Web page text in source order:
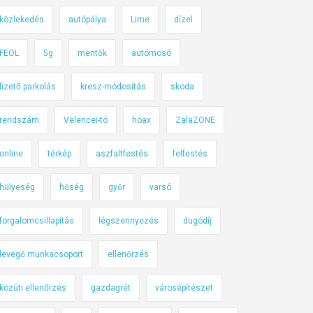
közlekedés autópálya Lime dízel
FEOL 5g mentők autómosó
fizető parkolás kresz-módosítás skoda
rendszám Velencei-tó hoax ZalaZONE
online térkép aszfaltfestés felfestés
hülyeség hőség győr varsó
forgalomcsillapítás légszennyezés dugódíj
levegő munkacsoport ellenőrzés
közúti ellenőrzés gazdagrét városépítészet